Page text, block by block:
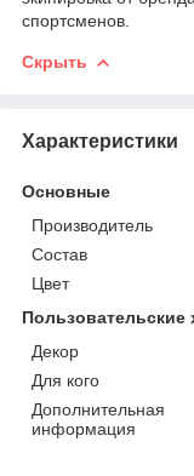
спортсменов.
Скрыть
Характеристики
Основные
Производитель
Состав
Цвет
Пользовательские
Декор
Для кого
Дополнительная
информация